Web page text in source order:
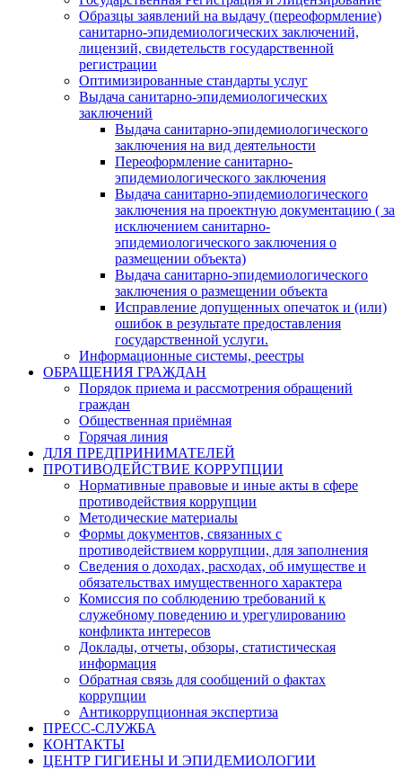
Образцы заявлений на выдачу (переоформление)
санитарно-эпидемиологических заключений,
лицензий, свидетельств государственной
регистрации
Оптимизированные стандарты услуг
Выдача санитарно-эпидемиологических
заключений
Выдача санитарно-эпидемиологического
заключения на вид деятельности
Переоформление санитарно-
эпидемиологического заключения
Выдача санитарно-эпидемиологического
заключения на проектную документацию ( за
исключением санитарно-
эпидемиологического заключения о
размещении объекта)
Выдача санитарно-эпидемиологического
заключения о размещении объекта
Исправление допущенных опечаток и (или)
ошибок в результате предоставления
государственной услуги.
Информационные системы, реестры
ОБРАЩЕНИЯ ГРАЖДАН
Порядок приема и рассмотрения обращений
граждан
Общественная приёмная
Горячая линия
ДЛЯ ПРЕДПРИНИМАТЕЛЕЙ
ПРОТИВОДЕЙСТВИЕ КОРРУПЦИИ
Нормативные правовые и иные акты в сфере
противодействия коррупции
Методические материалы
Формы документов, связанных с
противодействием коррупции, для заполнения
Сведения о доходах, расходах, об имуществе и
обязательствах имущественного характера
Комиссия по соблюдению требований к
служебному поведению и урегулированию
конфликта интересов
Доклады, отчеты, обзоры, статистическая
информация
Обратная связь для сообщений о фактах
коррупции
Антикоррупционная экспертиза
ПРЕСС-СЛУЖБА
КОНТАКТЫ
ЦЕНТР ГИГИЕНЫ И ЭПИДЕМИОЛОГИИ